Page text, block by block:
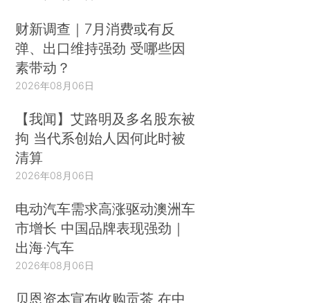
财新调查｜7月消费或有反
弹、出口维持强劲 受哪些因
素带动？
2026年08月06日
【我闻】艾路明及多名股东被
拘 当代系创始人因何此时被
清算
2026年08月06日
电动汽车需求高涨驱动澳洲车
市增长 中国品牌表现强劲｜
出海·汽车
2026年08月06日
贝恩资本宣布收购贡茶 在中